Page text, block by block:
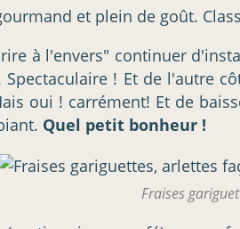
et plein de goût.
à l'envers" continuer
Spectaculaire ! Et de l'autre
oui ! carrément! Et de
Quel petit bonheur !
Fraises